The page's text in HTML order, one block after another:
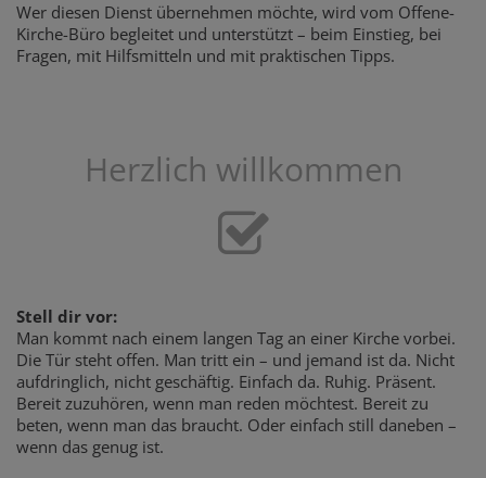
Wer diesen Dienst übernehmen möchte, wird vom Offene-
Kirche-Büro begleitet und unterstützt – beim Einstieg, bei
Fragen, mit Hilfsmitteln und mit praktischen Tipps.
Herzlich willkommen
Stell dir vor:
Man kommt nach einem langen Tag an einer Kirche vorbei.
Die Tür steht offen. Man tritt ein – und jemand ist da. Nicht
aufdringlich, nicht geschäftig. Einfach da. Ruhig. Präsent.
Bereit zuzuhören, wenn man reden möchtest. Bereit zu
beten, wenn man das braucht. Oder einfach still daneben –
wenn das genug ist.